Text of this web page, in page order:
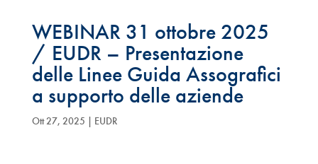
WEBINAR 31 ottobre 2025
/ EUDR – Presentazione
delle Linee Guida Assografici
a supporto delle aziende
Ott 27, 2025 | EUDR